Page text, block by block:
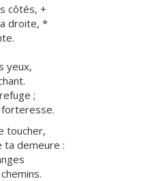
côtés, +
droite, *
yeux,
;
toucher,
ta demeure :